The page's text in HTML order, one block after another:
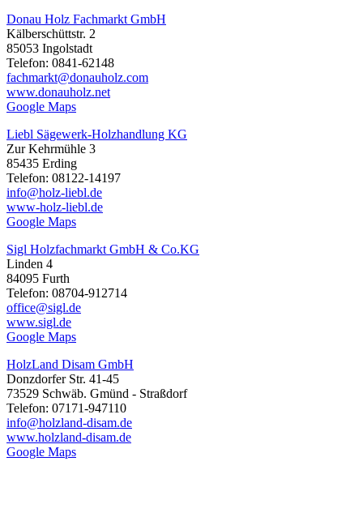
Donau Holz Fachmarkt GmbH
Kälberschüttstr. 2
85053 Ingolstadt
Telefon: 0841-62148
fachmarkt@donauholz.com
www.donauholz.net
Google Maps
Liebl Sägewerk-Holzhandlung KG
Zur Kehrmühle 3
85435 Erding
Telefon: 08122-14197
info@holz-liebl.de
www-holz-liebl.de
Google Maps
Sigl Holzfachmarkt GmbH & Co.KG
Linden 4
84095 Furth
Telefon: 08704-912714
office@sigl.de
www.sigl.de
Google Maps
HolzLand Disam GmbH
Donzdorfer Str. 41-45
73529 Schwäb. Gmünd - Straßdorf
Telefon: 07171-947110
info@holzland-disam.de
www.holzland-disam.de
Google Maps